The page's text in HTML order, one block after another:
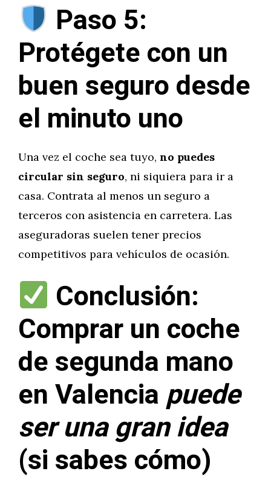
Paso 5:
Protégete con un
buen seguro desde
el minuto uno
Una vez el coche sea tuyo, no puedes
circular sin seguro, ni siquiera para ir a
casa. Contrata al menos un seguro a
terceros con asistencia en carretera. Las
aseguradoras suelen tener precios
competitivos para vehículos de ocasión.
Conclusión:
Comprar un coche
de segunda mano
en Valenciapuede
ser una gran idea
(si sabes cómo)